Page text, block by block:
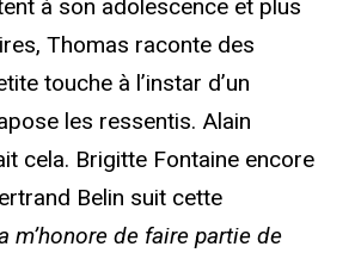
à son adolescence et plus
Thomas raconte des
touche à l’instar d’un
les ressentis. Alain
cela. Brigitte Fontaine encore
Belin suit cette
m’honore de faire partie de